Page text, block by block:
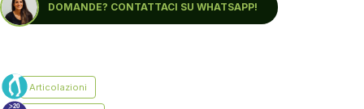
DOMANDE? CONTATTACI SU WHATSAPP!